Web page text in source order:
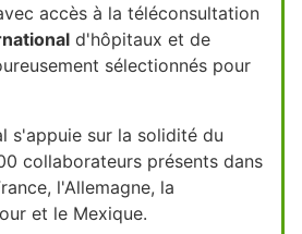
accès à la téléconsultation
d'hôpitaux et de
sélectionnés pour
s'appuie sur la solidité du
collaborateurs présents dans
l'Allemagne, la
et le Mexique.